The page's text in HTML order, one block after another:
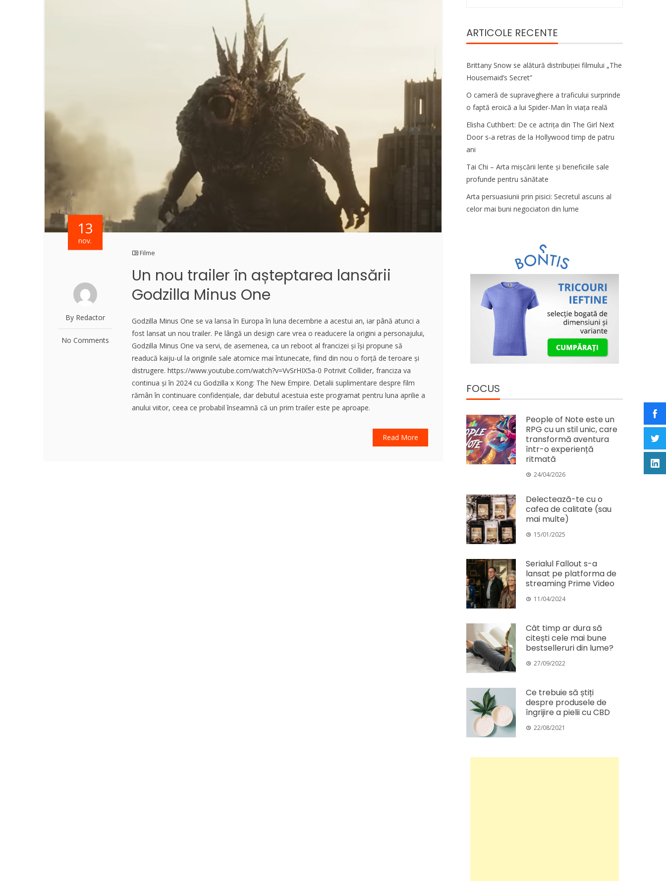
13
nov.
By Redactor
No Comments
Filme
Un nou trailer în așteptarea lansării
Godzilla Minus One
Godzilla Minus One se va lansa în Europa în luna decembrie a acestui an, iar până atunci a
fost lansat un nou trailer. Pe lângă un design care vrea o readucere la origini a personajului,
Godzilla Minus One va servi, de asemenea, ca un reboot al francizei și își propune să
readucă kaiju-ul la originile sale atomice mai întunecate, fiind din nou o forță de teroare și
distrugere. https://www.youtube.com/watch?v=VvSrHIX5a-0 Potrivit Collider, franciza va
continua și în 2024 cu Godzilla x Kong: The New Empire. Detalii suplimentare despre film
rămân în continuare confidențiale, dar debutul acestuia este programat pentru luna aprilie a
anului viitor, ceea ce probabil înseamnă că un prim trailer este pe aproape.
Read More
ARTICOLE RECENTE
Brittany Snow se alătură distribuției filmului „The
Housemaid’s Secret”
O cameră de supraveghere a traficului surprinde
o faptă eroică a lui Spider-Man în viața reală
Elisha Cuthbert: De ce actrița din The Girl Next
Door s‑a retras de la Hollywood timp de patru
ani
Tai Chi – Arta mișcării lente și beneficiile sale
profunde pentru sănătate
Arta persuasiunii prin pisici: Secretul ascuns al
celor mai buni negociatori din lume
FOCUS
People of Note este un
RPG cu un stil unic, care
transformă aventura
într-o experiență
ritmată
24/04/2026
Delectează-te cu o
cafea de calitate (sau
mai multe)
15/01/2025
Serialul Fallout s-a
lansat pe platforma de
streaming Prime Video
11/04/2024
Cât timp ar dura să
citești cele mai bune
bestselleruri din lume?
27/09/2022
Ce trebuie să știți
despre produsele de
îngrijire a pielii cu CBD
22/08/2021